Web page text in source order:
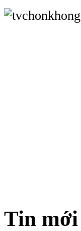
Tin mới